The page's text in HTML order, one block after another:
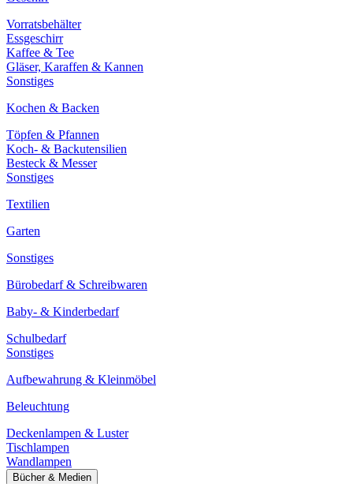
Vorratsbehälter
Essgeschirr
Kaffee & Tee
Gläser, Karaffen & Kannen
Sonstiges
Kochen & Backen
Töpfen & Pfannen
Koch- & Backutensilien
Besteck & Messer
Sonstiges
Textilien
Garten
Sonstiges
Bürobedarf & Schreibwaren
Baby- & Kinderbedarf
Schulbedarf
Sonstiges
Aufbewahrung & Kleinmöbel
Beleuchtung
Deckenlampen & Luster
Tischlampen
Wandlampen
Bücher & Medien